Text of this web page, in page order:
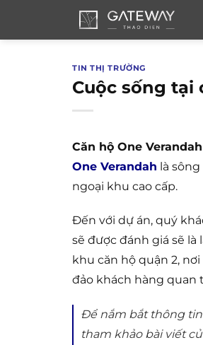
TIN THỊ TRƯỜNG
Cuộc sống tại
Căn hộ One Verandah
One Verandah là
ngoại khu cao cấp.
Đến với dự án, quý
sẽ được đánh giá sẽ
khu căn hộ quận 2,
đảo khách hàng quan
Để nắm bắt thông
tham khảo bài viết